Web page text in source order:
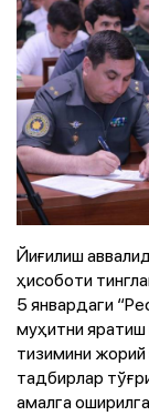
Йиғилиш
ҳисоботи
5 январдаги
муҳитни
тизимини
тадбирлар
амалга